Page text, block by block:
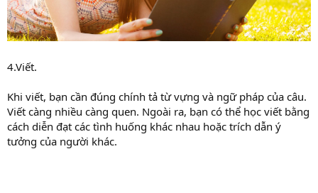
4.Viết.
Khi viết, bạn cần đúng chính tả từ vựng và ngữ pháp của câu.
Viết càng nhiều càng quen. Ngoài ra, bạn có thể học viết bằng
cách diễn đạt các tình huống khác nhau hoặc trích dẫn ý
tưởng của người khác.